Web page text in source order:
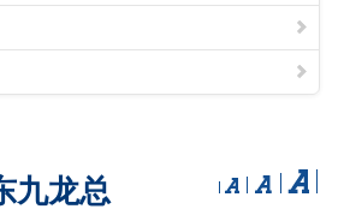
九龙总